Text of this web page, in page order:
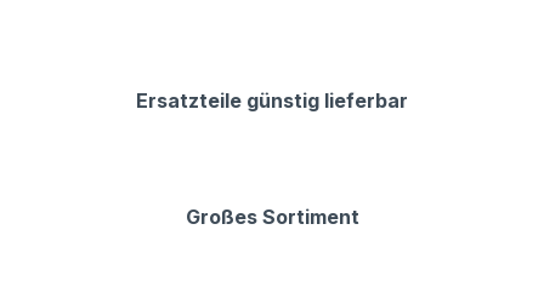
Ersatzteile günstig lieferbar
Großes Sortiment